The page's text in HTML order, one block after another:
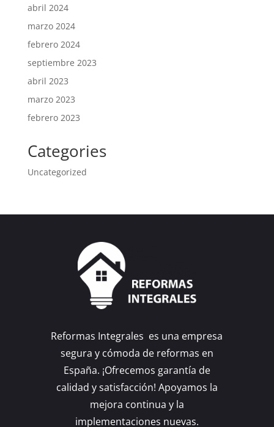
abril 2024
marzo 2024
febrero 2024
septiembre 2023
abril 2023
marzo 2023
febrero 2023
Categories
Uncategorized
Reformas Integrales es una empresa
segura y cómoda de reformas en
España. ¡Ofrecemos garantía de
calidad y satisfacción! Apoyamos la
mejora continua y la
implementaciones nuevas.